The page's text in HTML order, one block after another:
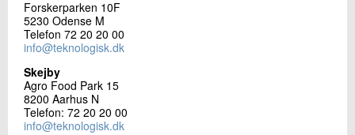
Forskerparken 10F
5230 Odense M
Telefon 72 20 20 00
info@teknologisk.dk
Skejby
Agro Food Park 15
8200 Aarhus N
Telefon: 72 20 20 00
info@teknologisk.dk